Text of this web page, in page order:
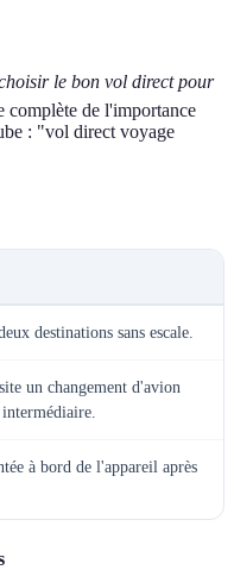
le bon vol direct pour
complète de l'importance
: "vol direct voyage
destinations sans escale.
un changement d'avion
à bord de l'appareil après